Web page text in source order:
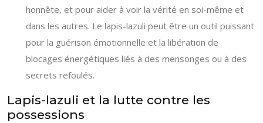
honnête, et pour aider à voir la vérité en soi-même et
dans les autres. Le lapis-lazuli peut être un outil puissant
pour la guérison émotionnelle et la libération de
blocages énergétiques liés à des mensonges ou à des
secrets refoulés.
Lapis-lazuli et la lutte contre les
possessions